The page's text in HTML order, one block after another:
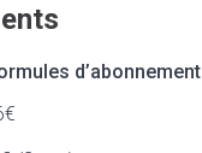
d’abonnement